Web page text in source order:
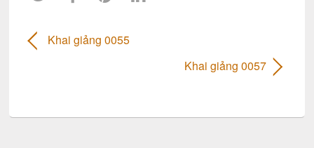
Khai giảng 0055
Khai giảng 0057